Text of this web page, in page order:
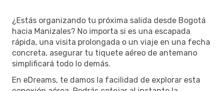
¿Estás organizando tu próxima salida desde Bogotá
hacia Manizales? No importa si es una escapada
rápida, una visita prolongada o un viaje en una fecha
concreta, asegurar tu tiquete aéreo de antemano
simplificará todo lo demás.
En eDreams, te damos la facilidad de explorar esta